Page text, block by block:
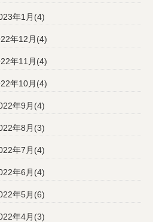
年1月(4)
年12月(4)
年11月(4)
年10月(4)
年9月(4)
年8月(3)
年7月(4)
年6月(4)
年5月(6)
年4月(3)